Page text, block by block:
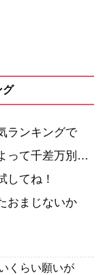
グ
ランキングで
って千差万別…
してね！
おまじないか
くらい願いが